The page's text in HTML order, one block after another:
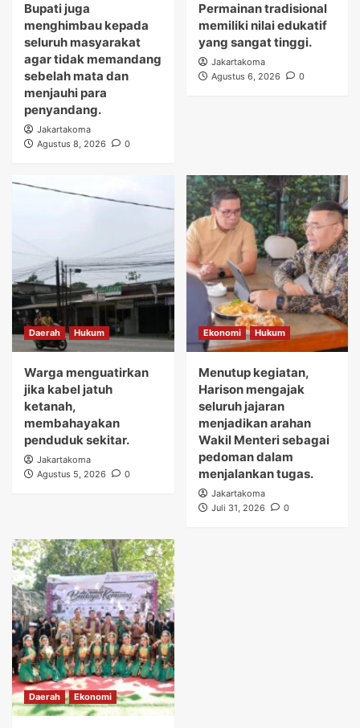
Bupati juga
menghimbau kepada
seluruh masyarakat
agar tidak memandang
sebelah mata dan
menjauhi para
penyandang.
Jakartakoma
Agustus 8, 2026
0
Permainan tradisional
memiliki nilai edukatif
yang sangat tinggi.
Jakartakoma
Agustus 6, 2026
0
Daerah Hukum
Warga menguatirkan
jika kabel jatuh
ketanah,
membahayakan
penduduk sekitar.
Jakartakoma
Agustus 5, 2026
0
Ekonomi Hukum
Menutup kegiatan,
Harison mengajak
seluruh jajaran
menjadikan arahan
Wakil Menteri sebagai
pedoman dalam
menjalankan tugas.
Jakartakoma
Juli 31, 2026
0
Daerah Ekonomi